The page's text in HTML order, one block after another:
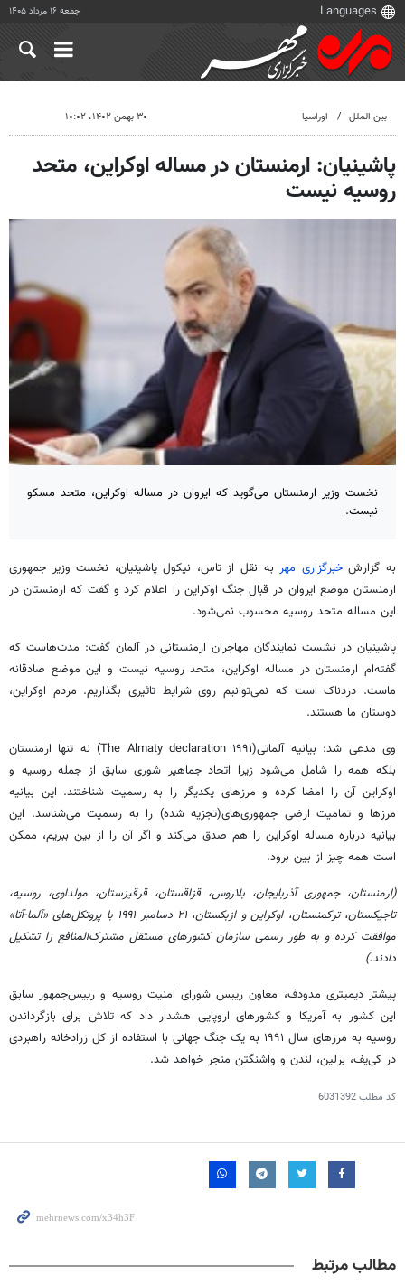
جمعه ۱۶ مرداد ۱۴۰۵
بین الملل اوراسیا ۳۰ بهمن ۱۴۰۲، ۱۰:۰۲
پاشینیان: ارمنستان در مساله اوکراین، متحد
روسیه نیست
نخست وزیر ارمنستان می‌گوید که ایروان در مساله اوکراین، متحد مسکو
نیست.
به گزارشخبرگزاری مهربه نقل از تاس، نیکول پاشینیان، نخست وزیر جمهوری
ارمنستان موضع ایروان در قبال جنگ اوکراین را اعلام کرد و گفت که ارمنستان در
این مساله متحد روسیه محسوب نمی‌شود.
پاشینیان در نشست نمایندگان مهاجران ارمنستانی در آلمان گفت: مدت‌هاست که
گفته‌ام ارمنستان در مساله اوکراین، متحد روسیه نیست و این موضع صادقانه
ماست. دردناک است که نمی‌توانیم روی شرایط تاثیری بگذاریم. مردم اوکراین،
دوستان ما هستند.
وی مدعی شد: بیانیه آلماتی(The Almaty declaration ۱۹۹۱) نه تنها ارمنستان
بلکه همه را شامل می‌شود زیرا اتحاد جماهیر شوری سابق از جمله روسیه و
اوکراین آن را امضا کرده و مرزهای یکدیگر را به رسمیت شناختند. این بیانیه
مرزها و تمامیت ارضی جمهوری‌های(تجزیه شده) را به رسمیت می‌شناسد. این
بیانیه درباره مساله اوکراین را هم صدق می‌کند و اگر آن را از بین ببریم، ممکن
است همه چیز از بین برود.
(ارمنستان، جمهوری آذربایجان، بلاروس، قزاقستان، قرقیزستان، مولداوی، روسیه،
تاجیکستان، ترکمنستان، اوکراین و ازبکستان، ۲۱ دسامبر ۱۹۹۱ با پروتکل‌های «آلما-آتا»
موافقت کرده و به طور رسمی سازمان کشورهای مستقل مشترک‌المنافع را تشکیل
دادند.)
پیشتر دیمیتری مدودف، معاون رییس شورای امنیت روسیه و رییس‌جمهور سابق
این کشور به آمریکا و کشورهای اروپایی هشدار داد که تلاش برای بازگرداندن
روسیه به مرزهای سال ۱۹۹۱ به یک جنگ جهانی با استفاده از کل زرادخانه راهبردی
در کی‌یف، برلین، لندن و واشنگتن منجر خواهد شد.
کد مطلب6031392
مطالب مرتبط